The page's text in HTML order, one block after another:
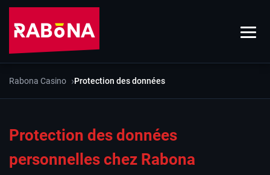
Rabona Casino Protection des données
Protection des données
personnelles chez Rabona